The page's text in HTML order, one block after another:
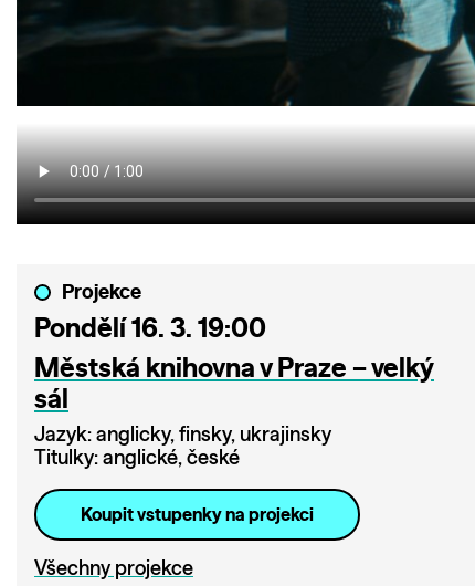
Projekce
Pondělí 16. 3. 19:00
Městská knihovna v Praze – velký
sál
Jazyk: anglicky, finsky, ukrajinsky
Titulky: anglické, české
Koupit vstupenky na projekci
Všechny projekce